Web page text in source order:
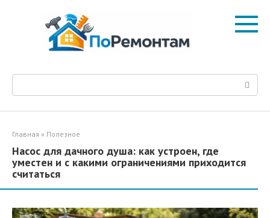
Поиск:
Главная » Полезное
Насос для дачного душа: как устроен, где
уместен и с какими ограничениями приходится
считаться